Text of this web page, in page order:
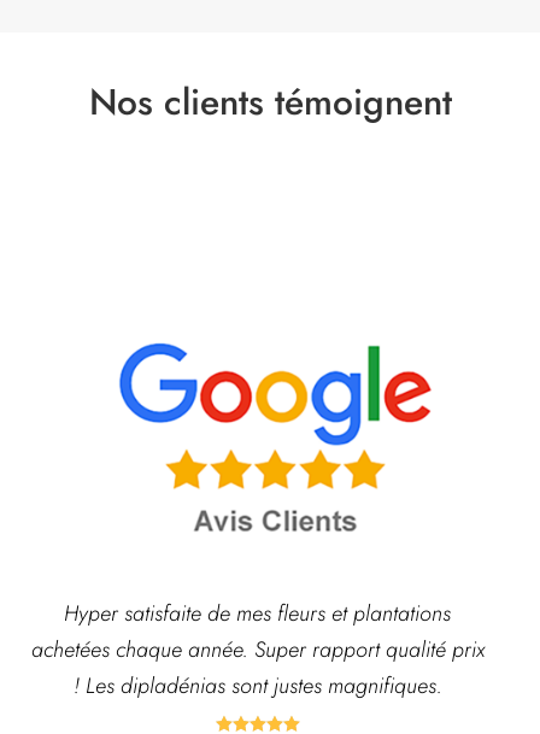
Nos clients témoignent
Hyper satisfaite de mes fleurs et plantations
achetées chaque année. Super rapport qualité prix
! Les dipladénias sont justes magnifiques.
